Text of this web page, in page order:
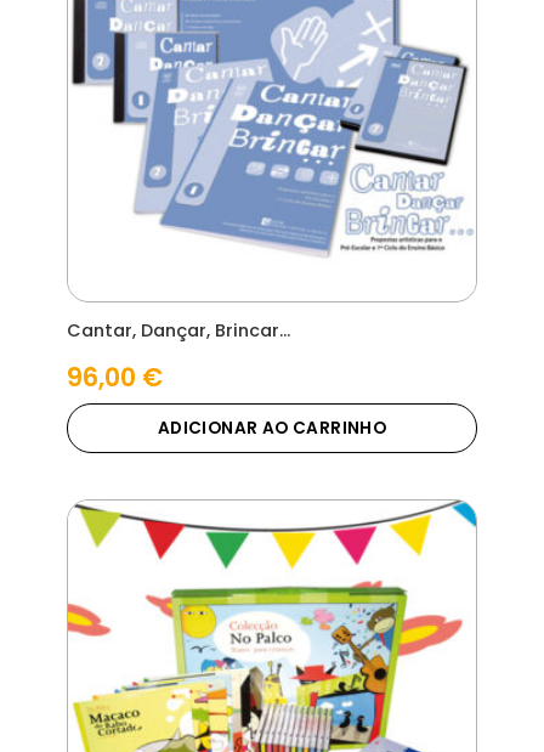
Cantar, Dançar, Brincar…
96,00 €
ADICIONAR AO CARRINHO